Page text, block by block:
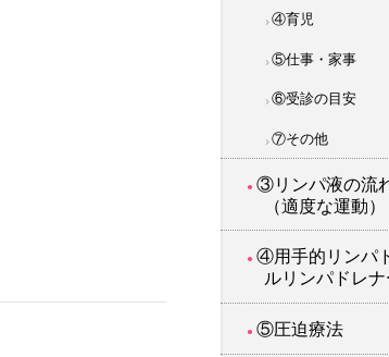
④育児
⑤仕事・家事
⑥受診の目安
⑦その他
③リンパ液の流
（適度な運動）
④用手的リンパ
ルリンパドレ
⑤圧迫療法